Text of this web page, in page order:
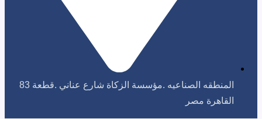
المنطقه الصناعيه .مؤسسة الزكاة شارع عناني .قطعة 83
مصر